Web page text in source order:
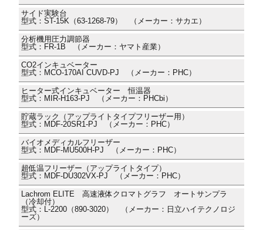
サイド実験台
型式：ST-15K（63-1268-79） （メーカー：サカエ）
分析機用圧力調節器
型式：FR-1B （メーカー：ヤマト産業）
CO2インキュベーター
型式：MCO-170AI CUVD-PJ （メーカー：PHC）
ヒーター式インキュベーター 恒温器
型式：MIR-H163-PJ （メーカー：PHCbi）
貯蔵ラック（アップライトタイプフリーザー用）
型式：MDF-20SR1-PJ （メーカー：PHC）
バイオメディカルフリーザー
型式：MDF-MU500H-PJ （メーカー：PHC）
超低温フリーザー（アップライトタイプ）
型式：MDF-DU302VX-PJ （メーカー：PHC）
Lachrom ELITE 高速液体クロマトグラフ オートサンプラ
（冷却付）
型式：L-2200（890-3020） （メーカー：日立ハイテクノロジ
ーズ）